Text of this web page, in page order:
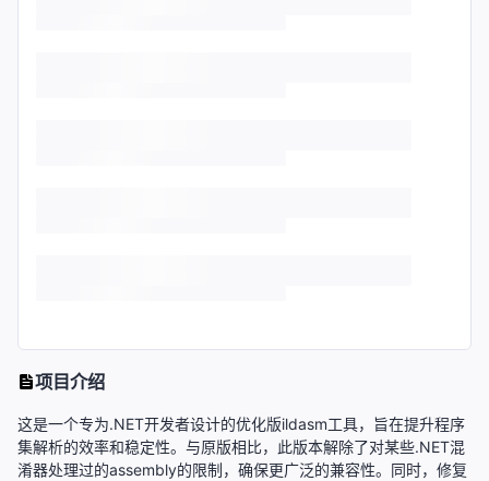
项目介绍
这是一个专为.NET开发者设计的优化版ildasm工具，旨在提升程序
集解析的效率和稳定性。与原版相比，此版本解除了对某些.NET混
淆器处理过的assembly的限制，确保更广泛的兼容性。同时，修复